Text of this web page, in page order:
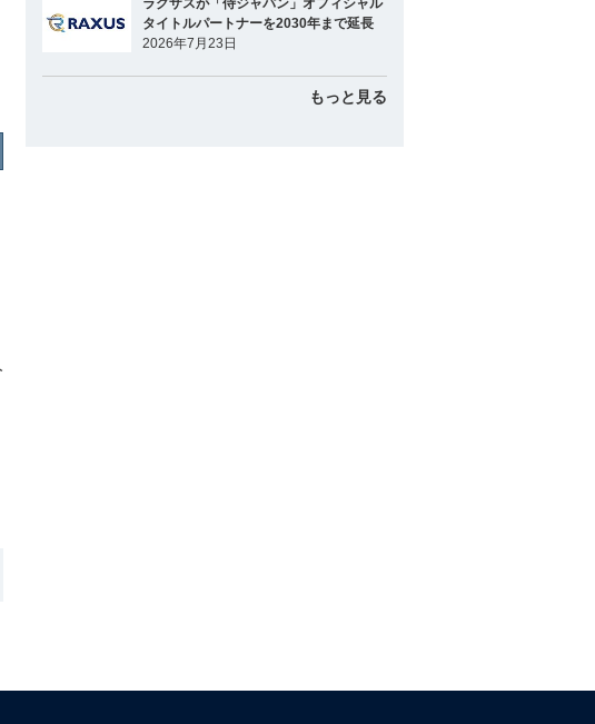
ラグザスが「侍ジャパン」オフィシャル
タイトルパートナーを2030年まで延長
2026年7月23日
もっと見る